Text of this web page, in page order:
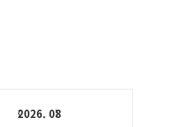
2026. 08